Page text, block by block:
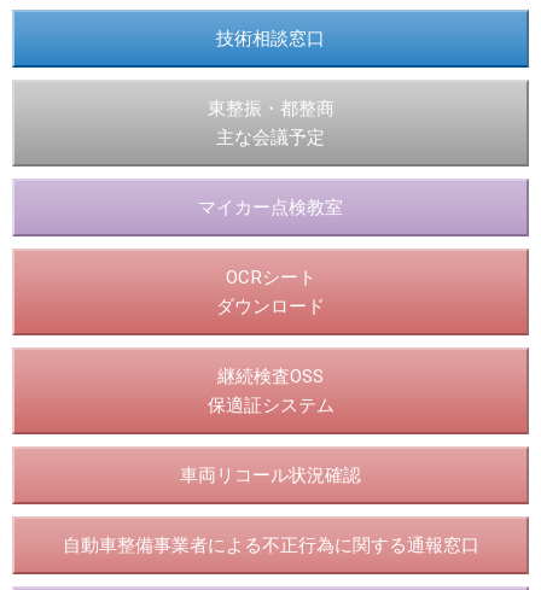
技術相談窓口
東整振・都整商
主な会議予定
マイカー点検教室
OCRシート
ダウンロード
継続検査OSS
保適証システム
車両リコール状況確認
自動車整備事業者による不正行為に関する通報窓口